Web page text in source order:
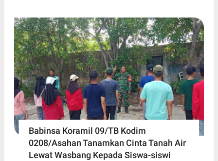
Babinsa Koramil 09/TB Kodim
0208/Asahan Tanamkan Cinta Tanah Air
Lewat Wasbang Kepada Siswa-siswi